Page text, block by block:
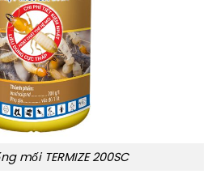
mối TERMIZE 200SC